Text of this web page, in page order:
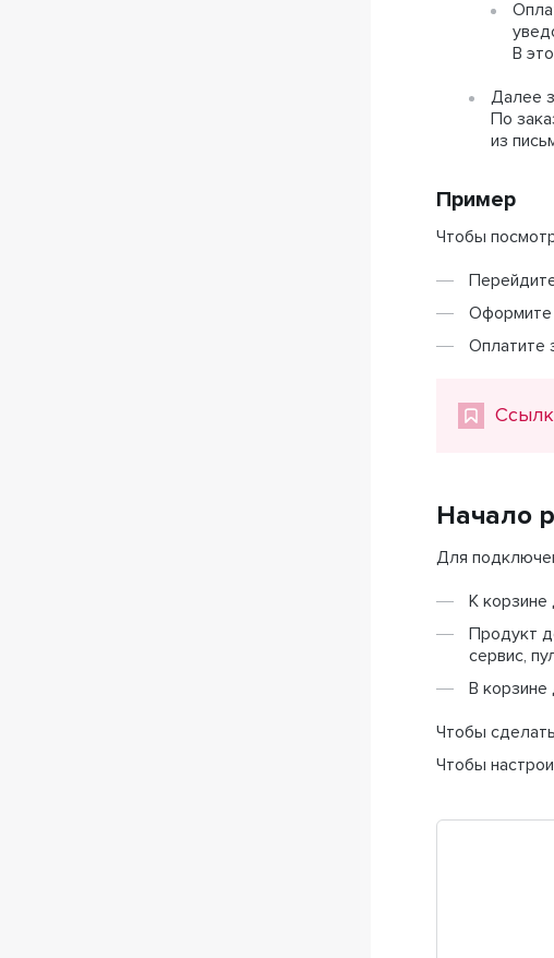
В
Далее
По
из
Пример
Чтобы
Оформите
Оплатите
Начало
Для
К
Продукт
сервис,
В
Чтобы
Чтобы